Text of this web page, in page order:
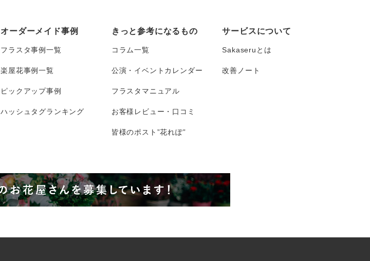
オーダーメイド事例
フラスタ事例一覧
楽屋花事例一覧
ピックアップ事例
ハッシュタグランキング
きっと参考になるもの
コラム一覧
公演・イベントカレンダー
フラスタマニュアル
お客様レビュー・口コミ
皆様のポスト”花れぽ”
サービスについて
Sakaseruとは
改善ノート